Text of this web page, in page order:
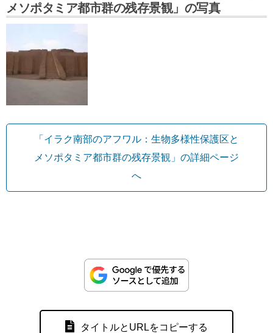
メソポタミア都市群の残存景観」の写真
「イラク南部のアフワル：生物多様性保護区と
メソポタミア都市群の残存景観」の詳細ページ
へ
タイトルとURLをコピーする